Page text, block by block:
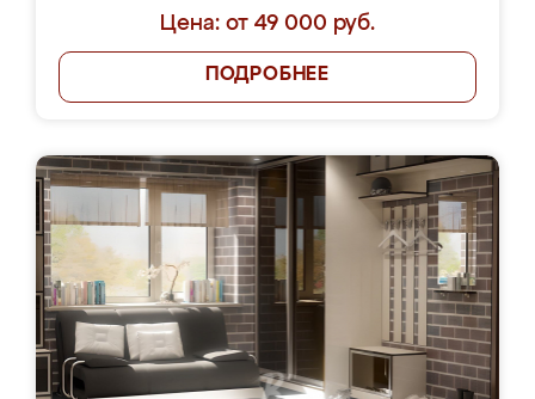
Цена: от 49 000 руб.
ПОДРОБНЕЕ